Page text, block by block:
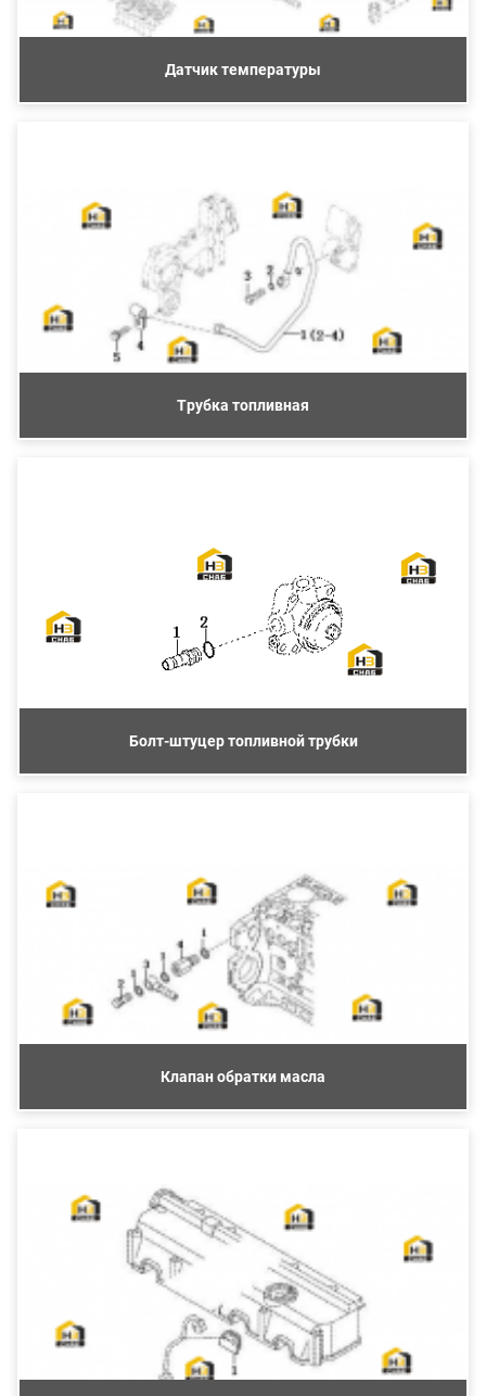
Датчик температуры
Трубка топливная
Болт-штуцер топливной трубки
Клапан обратки масла